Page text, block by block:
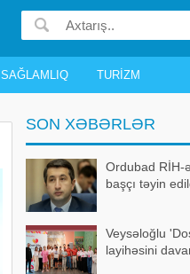
SAĞLAMLIQ TURIZM
SON XƏBƏRLƏR
Ordubad RİH-
başçı təyin
Veysəloğlu
layihəsini